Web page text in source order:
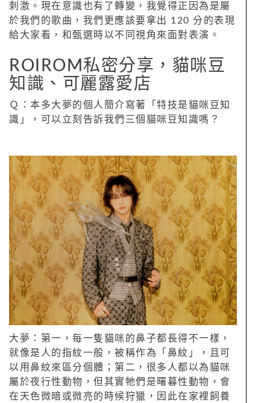
刺激。現在意識也有了轉變，我覺得正因為是屬
於我們的歌曲，我們更應該要拿出 120 分的表現
給大家看，和甄選時以不同視角來面對表演。
ROIROM私密分享，貓咪豆
知識、可麗露愛店
Ｑ：本多大夢的個人簡介寫著「特技是貓咪豆知
識」，可以立刻告訴我們三個貓咪豆知識嗎？
大夢：第一，每一隻貓咪的鼻子都長得不一樣，
就像是人的指紋一般，被稱作為「鼻紋」，且可
以用鼻紋來區分個體；第二，很多人都以為貓咪
屬於夜行性動物，但其實牠們是曙暮性動物，會
在天色微暗或微亮的時候狩獵，因此在家裡飼養